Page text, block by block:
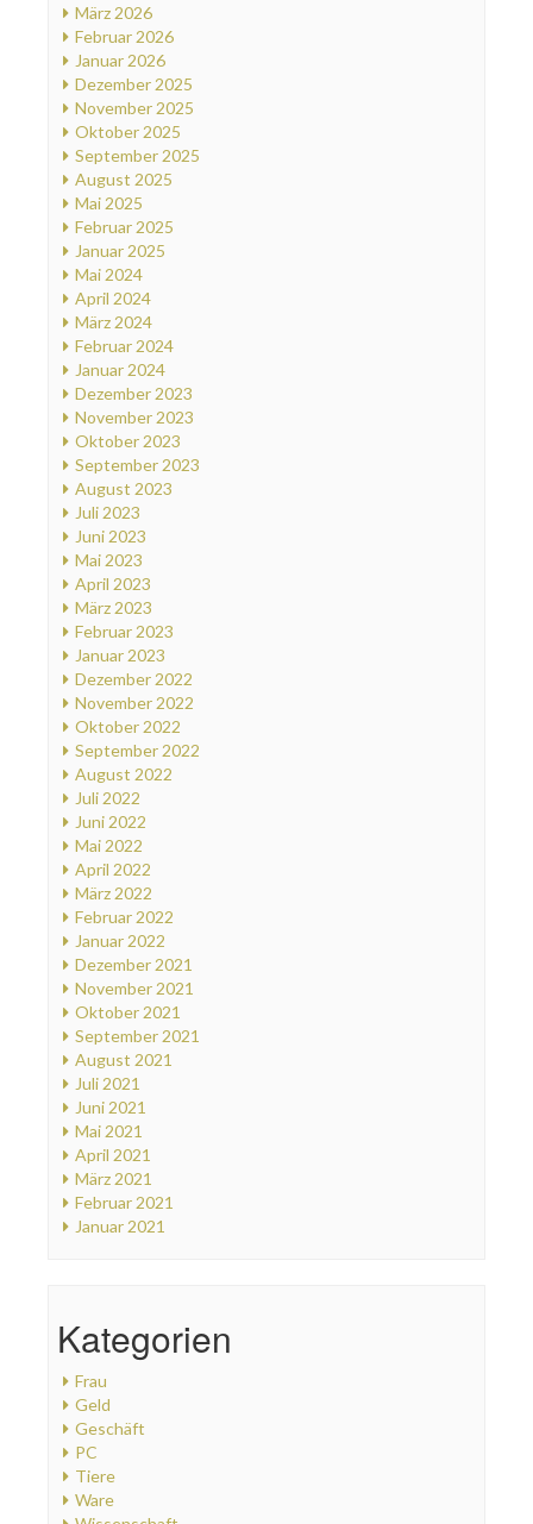
März 2026
Februar 2026
Januar 2026
Dezember 2025
November 2025
Oktober 2025
September 2025
August 2025
Mai 2025
Februar 2025
Januar 2025
Mai 2024
April 2024
März 2024
Februar 2024
Januar 2024
Dezember 2023
November 2023
Oktober 2023
September 2023
August 2023
Juli 2023
Juni 2023
Mai 2023
April 2023
März 2023
Februar 2023
Januar 2023
Dezember 2022
November 2022
Oktober 2022
September 2022
August 2022
Juli 2022
Juni 2022
Mai 2022
April 2022
März 2022
Februar 2022
Januar 2022
Dezember 2021
November 2021
Oktober 2021
September 2021
August 2021
Juli 2021
Juni 2021
Mai 2021
April 2021
März 2021
Februar 2021
Januar 2021
Kategorien
Frau
Geld
Geschäft
PC
Tiere
Ware